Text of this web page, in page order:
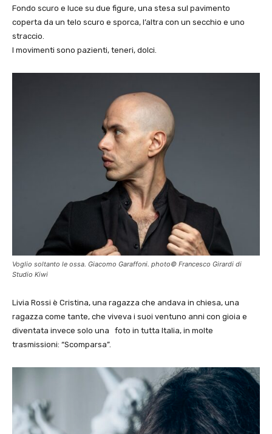
Fondo scuro e luce su due figure, una stesa sul pavimento
coperta da un telo scuro e sporca, l’altra con un secchio e uno
straccio.
I movimenti sono pazienti, teneri, dolci.
Voglio soltanto le ossa. Giacomo Garaffoni. photo© Francesco Girardi di
Studio Kiwi
Livia Rossi è Cristina, una ragazza che andava in chiesa, una
ragazza come tante, che viveva i suoi ventuno anni con gioia e
diventata invece solo una foto in tutta Italia, in molte
trasmissioni: “Scomparsa”.